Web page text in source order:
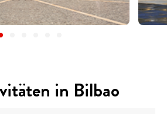
in Bilbao